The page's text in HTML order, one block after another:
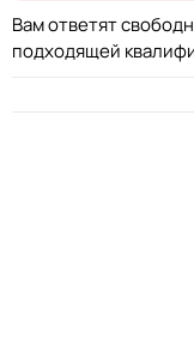
Вам ответят
подходящей